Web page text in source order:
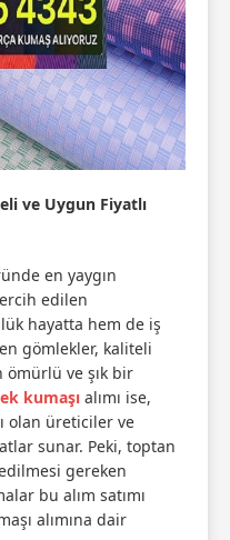
ve Uygun Fiyatlı
en yaygın
edilen
hayatta hem de iş
gömlekler, kaliteli
ve şık bir
kumaşı alımı ise,
olan üreticiler ve
sunar. Peki, toptan
gereken
bu alım satımı
alımına dair